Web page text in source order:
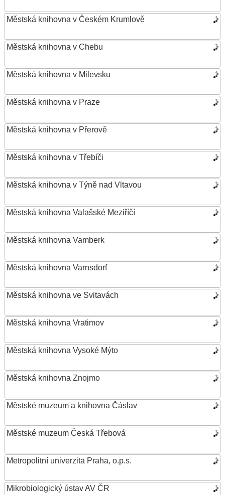
Městská knihovna v Českém Krumlově
Městská knihovna v Chebu
Městská knihovna v Milevsku
Městská knihovna v Praze
Městská knihovna v Přerově
Městská knihovna v Třebíči
Městská knihovna v Týně nad Vltavou
Městská knihovna Valašské Meziříčí
Městská knihovna Vamberk
Městská knihovna Varnsdorf
Městská knihovna ve Svitavách
Městská knihovna Vratimov
Městská knihovna Vysoké Mýto
Městská knihovna Znojmo
Městské muzeum a knihovna Čáslav
Městské muzeum Česká Třebová
Metropolitní univerzita Praha, o.p.s.
Mikrobiologický ústav AV ČR